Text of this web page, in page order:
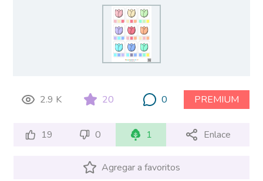
2.9 K 20 0 PREMIUM
19 0 1 Enlace
Agregar a favoritos